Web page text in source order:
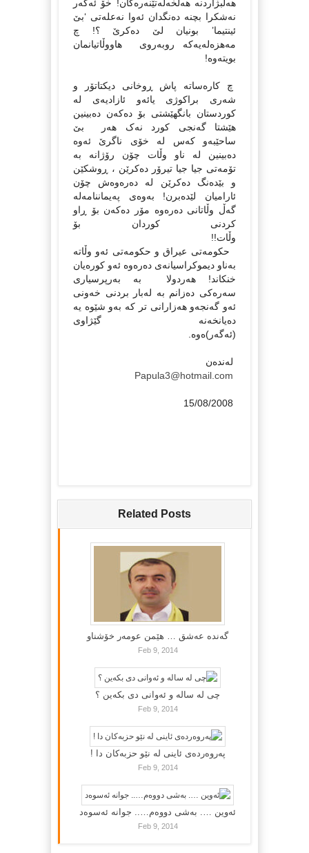
هه‌ڵبژاردنه‌ هه‌ڵخه‌ڵه‌تێنه‌ره‌کان! خۆ ئه‌گه‌ر
نه‌شکرا بچنه‌ ده‌نگدان ئه‌وا نه‌عله‌تی ‘بێ
ئینتیما’ بونیان لێ ده‌کرێ ؟! چ
مه‌هزه‌له‌یه‌که‌ روبه‌روی هاووڵاتیانمان
بویته‌وه‌!
چ کاره‌ساته‌ پاش ڕوخانی دیکتاتۆر و
شه‌ری براکوژی‌ یائه‌و ئازادیه‌ی له‌
کوردستان‌ بانگهێشتی بۆ ده‌که‌ن ده‌بینین
هێشتا گه‌نجی کورد نه‌ک هه‌ر بێ
ساحێبه‌و که‌س له‌ خۆی ناگرێ ئه‌وه‌
ده‌بینین له‌ ناو وڵات چۆن رۆژانه‌ به‌
تۆمه‌تی جیا جیا تیرۆر ده‌کرێن ، ڕوشکێن
و بێده‌نگ ده‌کرێن له ده‌ره‌وه‌ش چۆن
ئارامیان لێده‌برن! به‌وه‌ی په‌یماننامه‌له
گه‌ڵ وڵاتانی ده‌ره‌وه‌ مۆر ده‌که‌ن بۆ ڕاو
کردنی کوردان بۆ
حکومه‌تی عیراق و حکومه‌تی ئه‌و وڵاته‌
به‌ناو دیموکراسیانه‌ی ده‌ره‌وه‌ ئه‌و کوره‌یان
خنکاند! هه‌ردولا به‌ به‌رپرسیاری
سه‌ره‌کی ده‌زانم به‌ له‌بار بردنی خه‌ونی
ئه‌و گه‌نجه‌و هه‌زارانی تر که‌ به‌و شێوه یه‌
ده‌یانخه‌نه‌ گێژاوی
‌له‌نده‌ن
Papula3@hotmail.com
Related Posts
گه‌نده‌ عه‌شق … هێمن عومه‌ر خۆشناو
Feb 9, 2014
چی لە سالە و ئەوانی دی بكەین ؟
Feb 9, 2014
پەروەردەی ئاینی لە نێو حزبەکان دا !
Feb 9, 2014
ئەوین …. بەشی دووەم….. جوانە ئەسوەد
Feb 9, 2014